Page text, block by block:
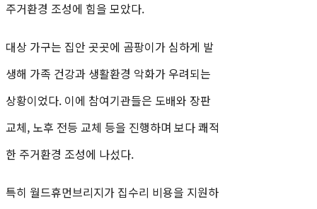
주거환경 조성에 힘을 모았다.
대상 가구는 집안 곳곳에 곰팡이가 심하게 발
생해 가족 건강과 생활환경 악화가 우려되는
상황이었다. 이에 참여기관들은 도배와 장판
교체, 노후 전등 교체 등을 진행하며 보다 쾌적
한 주거환경 조성에 나섰다.
특히 월드휴먼브리지가 집수리 비용을 지원하